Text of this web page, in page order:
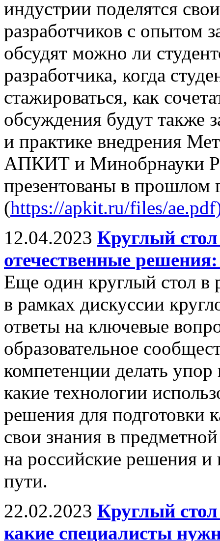
индустрии поделятся
разработчиков с опытом
обсудят можно ли
разработчика, когда
стажироваться, как
обсуждения будут также
и практике внедрения
АПКИТ и Минобрнауки
презентованы в прошлом
(https://apkit.ru/files/
12.04.2023 Круглый
отечественные
Еще один круглый стол в
в рамках дискуссии
ответы на ключевые
образовательное
компетенции делать упор
какие технологии
решения для подготовки
свои знания в
на российские решения
пути.
22.02.2023 Круглый
какие специалисты